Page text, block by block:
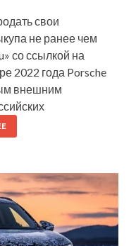
свои
не ранее чем
со ссылкой на
2022 года Porsche
внешним